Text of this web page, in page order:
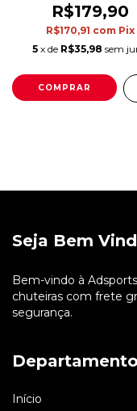
R$179,90
R$170,91 com Pix
5 x de R$35,98 sem
COMPRAR
Seja Bem
Bem-vindo à
chuteiras com frete
segurança.
Início